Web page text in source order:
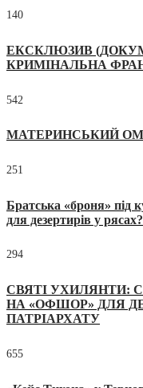
140
ЕКСКЛЮЗИВ
КРИМІНАЛЬНА
542
МАТЕРИНСЬКИЙ
251
Братська «броня» під
для дезертирів у рясах?
294
СВЯТІ УХИЛЯНТИ:
НА «ОФШОР» ДЛЯ
ПАТРІАРХАТУ
655